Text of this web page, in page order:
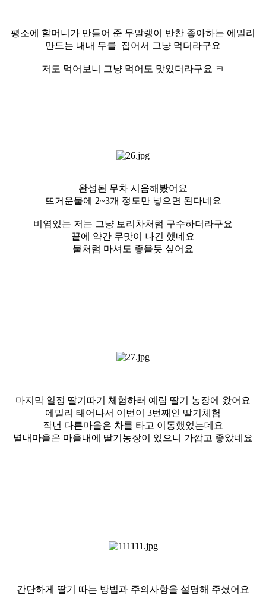
평소에 할머니가 만들어 준 무말랭이 반찬 좋아하는 에밀리
만드는 내내 무를 집어서 그냥 먹더라구요
저도 먹어보니 그냥 먹어도 맛있더라구요 ㅋ
완성된 무차 시음해봤어요
뜨거운물에 2~3개 정도만 넣으면 된다네요
비염있는 저는 그냥 보리차처럼 구수하더라구요
끝에 약간 무맛이 나긴 했네요
물처럼 마셔도 좋을듯 싶어요
마지막 일정 딸기따기 체험하러 예람 딸기 농장에 왔어요
에밀리 태어나서 이번이 3번째인 딸기체험
작년 다른마을은 차를 타고 이동했었는데요
별내마을은 마을내에 딸기농장이 있으니 가깝고 좋았네요
간단하게 딸기 따는 방법과 주의사항을 설명해 주셨어요